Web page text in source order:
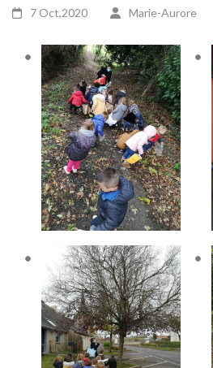
7 Oct,2020 Marie-Aurore